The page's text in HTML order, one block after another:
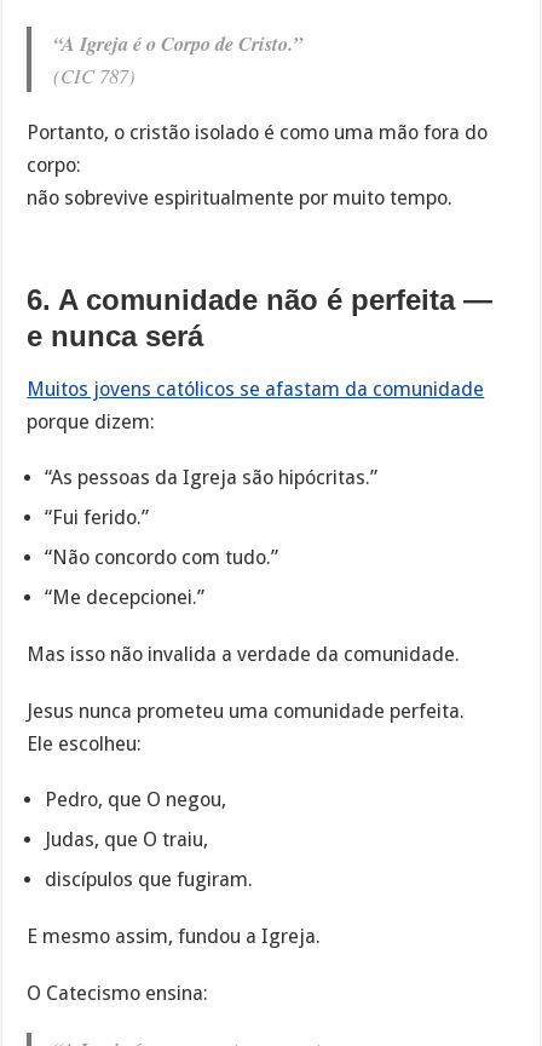
“A Igreja é o Corpo de Cristo.”
(CIC 787)
Portanto, o cristão isolado é como uma mão fora do
corpo:
não sobrevive espiritualmente por muito tempo.
6. A comunidade não é perfeita —
e nunca será
Muitos jovens católicos se afastam da comunidade
porque dizem:
“As pessoas da Igreja são hipócritas.”
“Fui ferido.”
“Não concordo com tudo.”
“Me decepcionei.”
Mas isso não invalida a verdade da comunidade.
Jesus nunca prometeu uma comunidade perfeita.
Ele escolheu:
Pedro, que O negou,
Judas, que O traiu,
discípulos que fugiram.
E mesmo assim, fundou a Igreja.
O Catecismo ensina: